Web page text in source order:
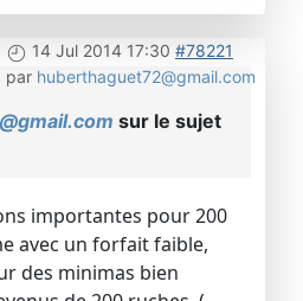
14 Jul 2014 17:30 #78221
par huberthaguet72@gmail.com
sur le sujet
importantes pour 200
avec un forfait faible,
des minimas bien